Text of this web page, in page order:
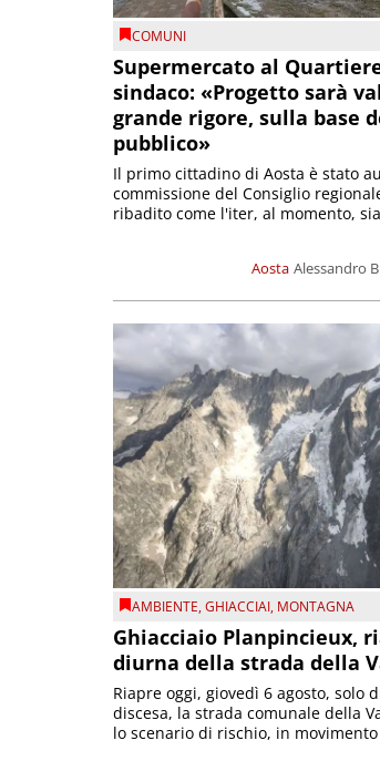
COMUNI
Supermercato al
sindaco: «Progetto sarà
grande rigore, sulla base
pubblico»
Aosta Alessandro
Il primo cittadino di Aosta è stato
commissione del Consiglio
ribadito come l'iter, al momento,
AMBIENTE,GHIACCIAI, MONTAGNA
Ghiacciaio Planpincieux,
diurna della strada della
Riapre oggi, giovedì 6 agosto, solo
discesa, la strada comunale della
lo scenario di rischio, in